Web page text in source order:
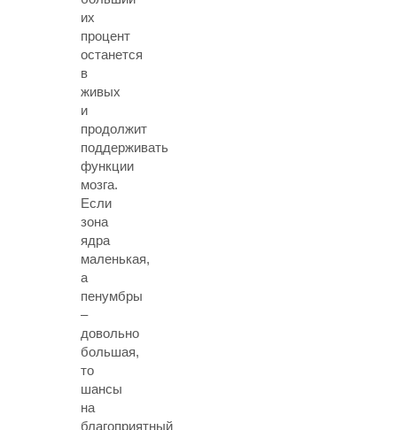
их
процент
останется
в
живых
и
продолжит
поддерживать
функции
мозга.
Если
зона
ядра
маленькая,
а
пенумбры
–
довольно
большая,
то
шансы
на
благоприятный